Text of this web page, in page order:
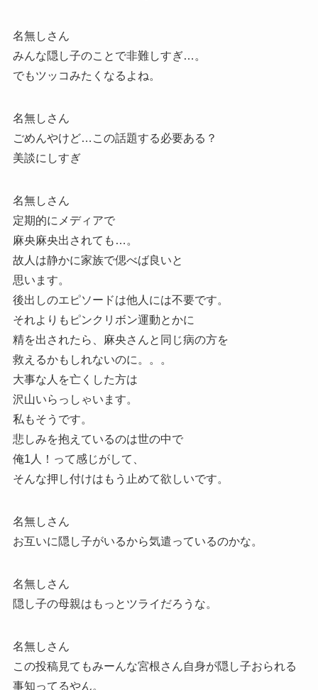
名無しさん
みんな隠し子のことで非難しすぎ…。
でもツッコみたくなるよね。
名無しさん
ごめんやけど…この話題する必要ある？
美談にしすぎ
名無しさん
定期的にメディアで
麻央麻央出されても…。
故人は静かに家族で偲べば良いと
思います。
後出しのエピソードは他人には不要です。
それよりもピンクリボン運動とかに
精を出されたら、麻央さんと同じ病の方を
救えるかもしれないのに。。。
大事な人を亡くした方は
沢山いらっしゃいます。
私もそうです。
悲しみを抱えているのは世の中で
俺1人！って感じがして、
そんな押し付けはもう止めて欲しいです。
名無しさん
お互いに隠し子がいるから気遣っているのかな。
名無しさん
隠し子の母親はもっとツライだろうな。
名無しさん
この投稿見てもみーんな宮根さん自身が隠し子おられる
事知ってるやん。